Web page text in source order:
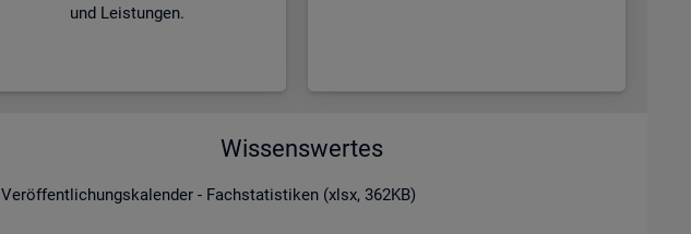
und Leistungen.
Wissenswertes
Veröffentlichungskalender - Fachstatistiken (xlsx, 362KB)